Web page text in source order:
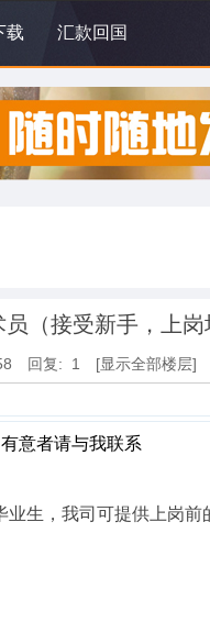
载 汇款回国
（接受新手，上岗
回复: 1 [显示全部楼层]
意者请与我联系
生，我司可提供上岗前